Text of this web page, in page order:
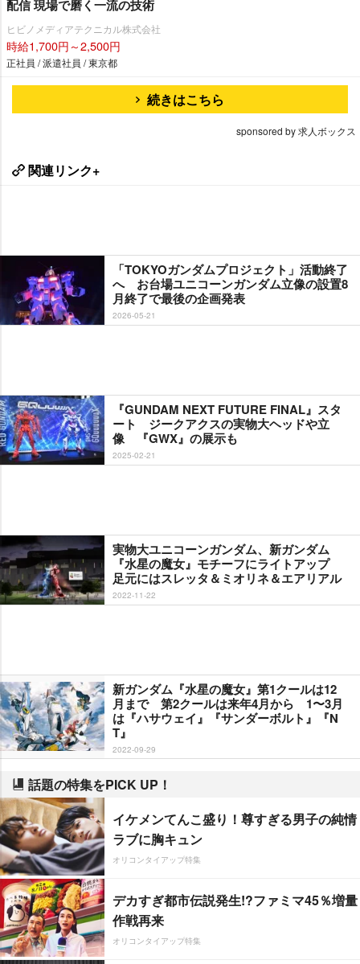
配信 現場で磨く一流の技術
ヒビノメディアテクニカル株式会社
時給1,700円～2,500円
正社員 / 派遣社員 / 東京都
続きはこちら
sponsored by 求人ボックス
関連リンク+
「TOKYOガンダムプロジェクト」活動終了
へ お台場ユニコーンガンダム立像の設置8
月終了で最後の企画発表
2026-05-21
『GUNDAM NEXT FUTURE FINAL』スタ
ート ジークアクスの実物大ヘッドや立
像 『GWX』の展示も
2025-02-21
実物大ユニコーンガンダム、新ガンダム
『水星の魔女』モチーフにライトアップ
足元にはスレッタ＆ミオリネ＆エアリアル
2022-11-22
新ガンダム『水星の魔女』第1クールは12
月まで 第2クールは来年4月から 1〜3月
は『ハサウェイ』『サンダーボルト』『N
T』
2022-09-29
話題の特集をPICK UP！
イケメンてんこ盛り！尊すぎる男子の純情
ラブに胸キュン
オリコンタイアップ特集
デカすぎ都市伝説発生!?ファミマ45％増量
作戦再来
オリコンタイアップ特集